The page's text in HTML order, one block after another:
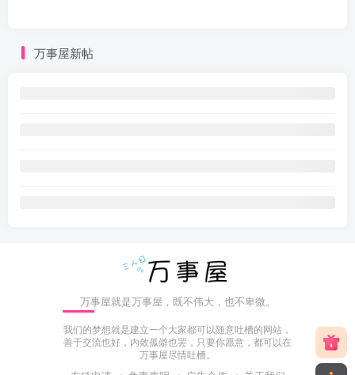
万事屋新帖
万事屋就是万事屋，既不伟大，也不卑微。
我们的梦想就是建立一个大家都可以随意吐槽的网站，
善于交流也好，内敛孤僻也罢，只要你愿意，都可以在
万事屋尽情吐槽。